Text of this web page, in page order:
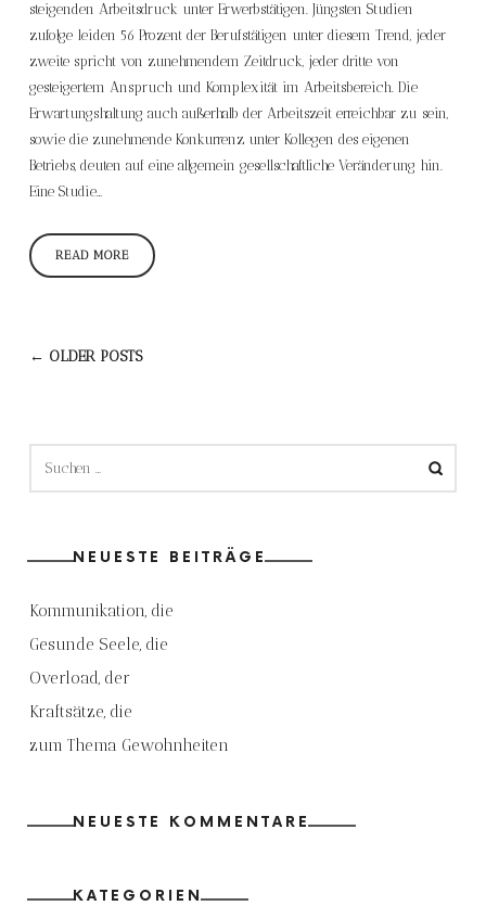
steigenden Arbeitsdruck unter Erwerbstätigen. Jüngsten Studien
zufolge leiden 56 Prozent der Berufstätigen unter diesem Trend, jeder
zweite spricht von zunehmendem Zeitdruck, jeder dritte von
gesteigertem Anspruch und Komplexität im Arbeitsbereich. Die
Erwartungshaltung auch außerhalb der Arbeitszeit erreichbar zu sein,
sowie die zunehmende Konkurrenz unter Kollegen des eigenen
Betriebs, deuten auf eine allgemein gesellschaftliche Veränderung hin.
Eine Studie…
READ MORE
← OLDER POSTS
NACH:
NEUESTE BEITRÄGE
Kommunikation, die
Gesunde Seele, die
Overload, der
Kraftsätze, die
zum Thema Gewohnheiten
NEUESTE KOMMENTARE
KATEGORIEN